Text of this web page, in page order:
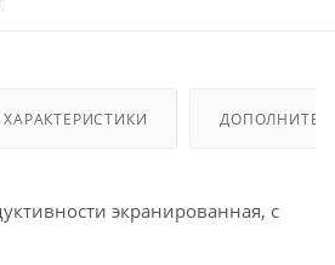
ХАРАКТЕРИСТИКИ
экранированная, с